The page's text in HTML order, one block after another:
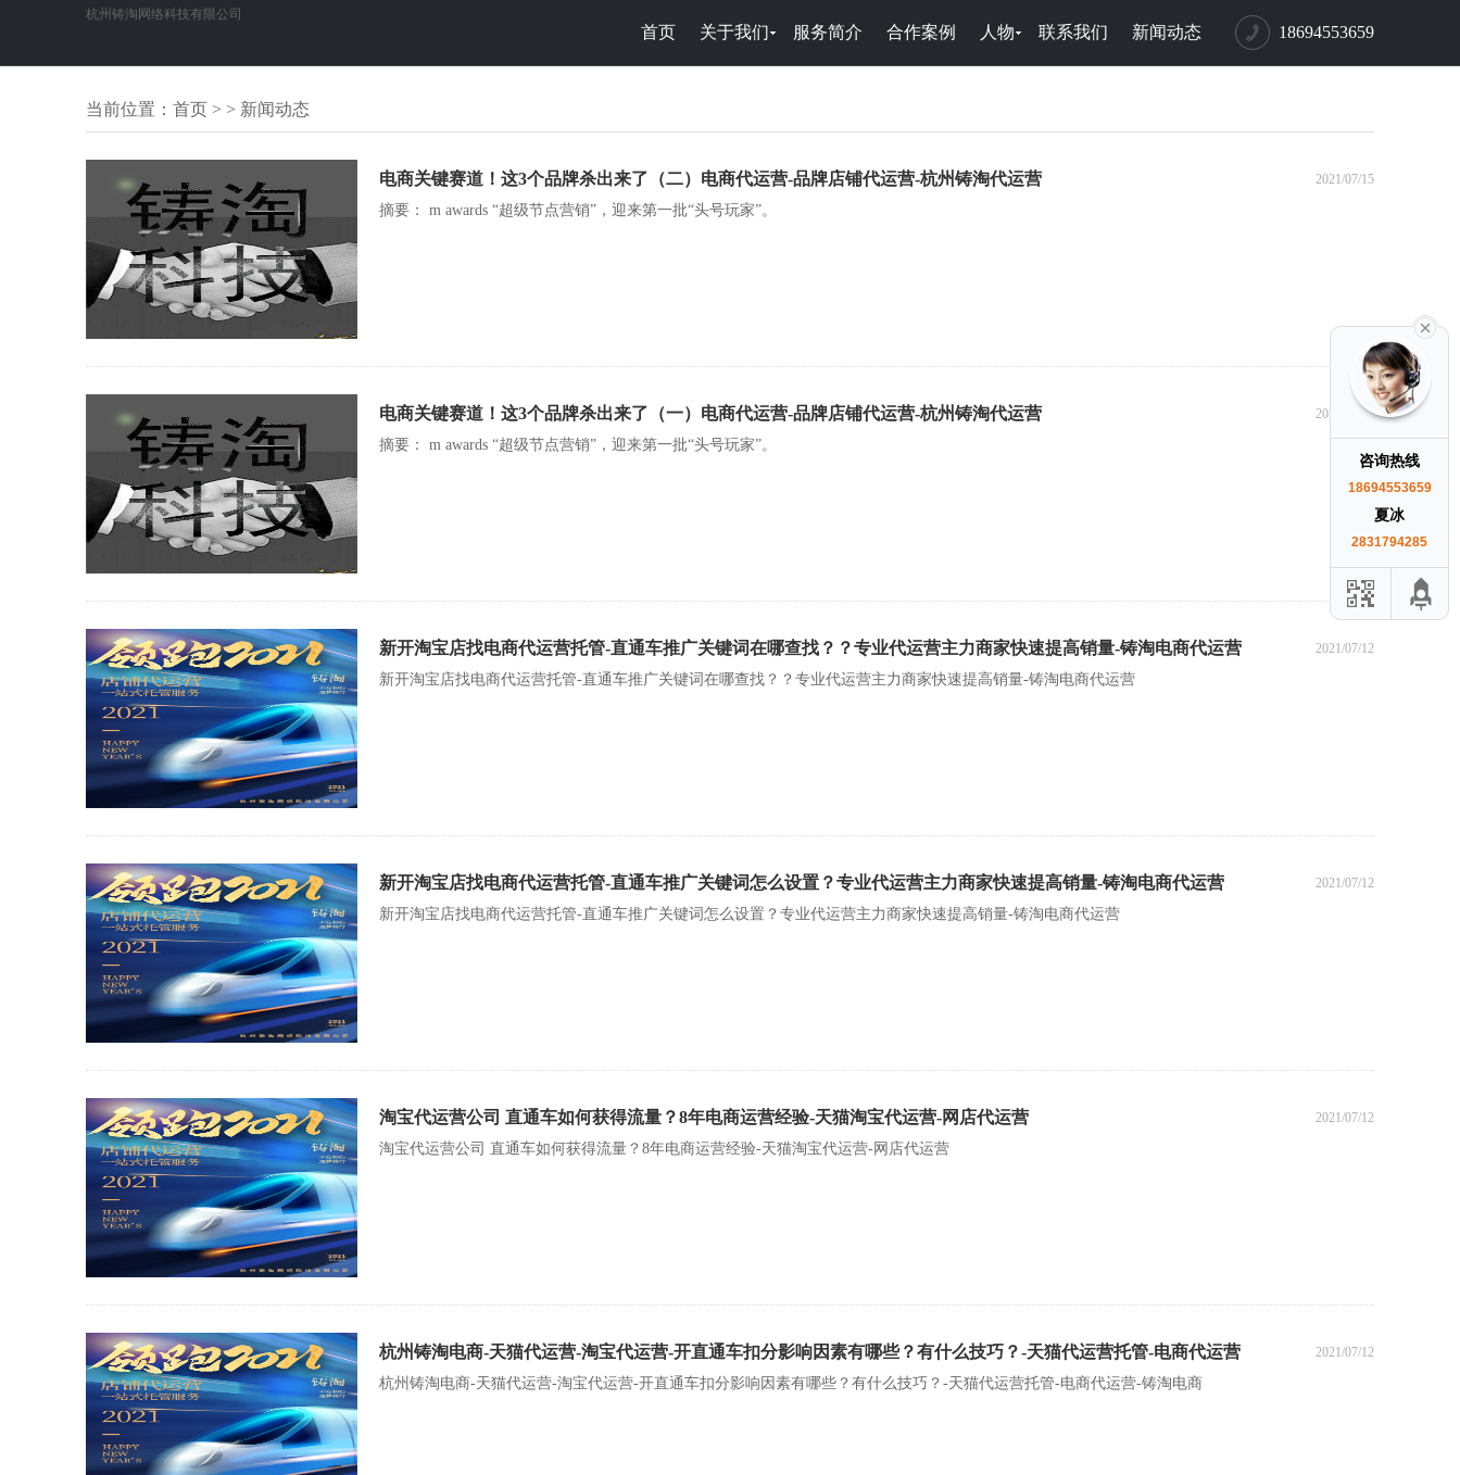
杭州铸淘网络科技有限公司
18694553659
首页 关于我们 服务简介 合作案例 人物 联系我们 新闻动态
当前位置： 首页 > > 新闻动态
电商关键赛道！这3个品牌杀出来了（二）电商代运营-品牌店铺代运营-杭州铸淘代运营 2021/07/15
摘要： m awards “超级节点营销”，迎来第一批“头号玩家”。
电商关键赛道！这3个品牌杀出来了（一）电商代运营-品牌店铺代运营-杭州铸淘代运营 2021/07/15
摘要： m awards “超级节点营销”，迎来第一批“头号玩家”。
新开淘宝店找电商代运营托管-直通车推广关键词在哪查找？？专业代运营主力商家快速提高销量-铸淘电商代运营 2021/07/12
新开淘宝店找电商代运营托管-直通车推广关键词在哪查找？？专业代运营主力商家快速提高销量-铸淘电商代运营
新开淘宝店找电商代运营托管-直通车推广关键词怎么设置？专业代运营主力商家快速提高销量-铸淘电商代运营 2021/07/12
新开淘宝店找电商代运营托管-直通车推广关键词怎么设置？专业代运营主力商家快速提高销量-铸淘电商代运营
淘宝代运营公司 直通车如何获得流量？8年电商运营经验-天猫淘宝代运营-网店代运营 2021/07/12
淘宝代运营公司 直通车如何获得流量？8年电商运营经验-天猫淘宝代运营-网店代运营
杭州铸淘电商-天猫代运营-淘宝代运营-开直通车扣分影响因素有哪些？有什么技巧？-天猫代运营托管-电商代运营 2021/07/12
杭州铸淘电商-天猫代运营-淘宝代运营-开直通车扣分影响因素有哪些？有什么技巧？-天猫代运营托管-电商代运营-铸淘电商
咨询热线
18694553659
夏冰
2831794285